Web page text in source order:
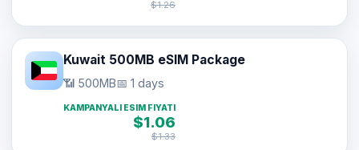
$1.26
Kuwait 500MB eSIM Package
📶 500MB📅 1 days
KAMPANYALI ESIM FIYATI
$1.06
$1.33